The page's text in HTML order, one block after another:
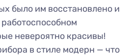
было им восстановлено и
невероятно красивы!
в стиле модерн — что